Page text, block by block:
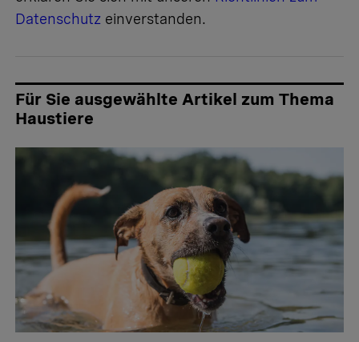
Datenschutz einverstanden.
Für Sie ausgewählte Artikel zum Thema
Haustiere